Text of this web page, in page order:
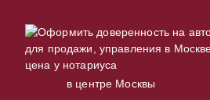
в центре Москвы